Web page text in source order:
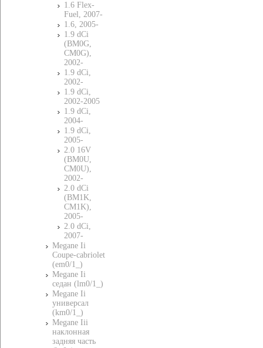
1.6 Flex-
Fuel, 2007-
1.6, 2005-
1.9 dCi
(BM0G,
CM0G),
2002-
1.9 dCi,
2002-
1.9 dCi,
2002-2005
1.9 dCi,
2004-
1.9 dCi,
2005-
2.0 16V
(BM0U,
CM0U),
2002-
2.0 dCi
(BM1K,
CM1K),
2005-
2.0 dCi,
2007-
Megane Ii
Coupe-cabriolet
(em0/1_)
Megane Ii
седан (lm0/1_)
Megane Ii
универсал
(km0/1_)
Megane Iii
наклонная
задняя часть